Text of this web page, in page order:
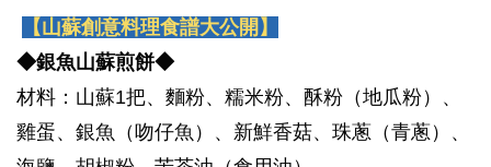
【山蘇創意料理食譜大公開】
◆銀魚山蘇煎餅◆
材料：山蘇1把、麵粉、糯米粉、酥粉（地瓜粉）、
雞蛋、銀魚（吻仔魚）、新鮮香菇、珠蔥（青蔥）、